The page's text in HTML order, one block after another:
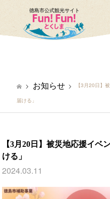
徳島市公式観光サイト
お知らせ 【3月20日】
届ける」
【3月20日】被災地応援イベ
ける」
2024.03.11